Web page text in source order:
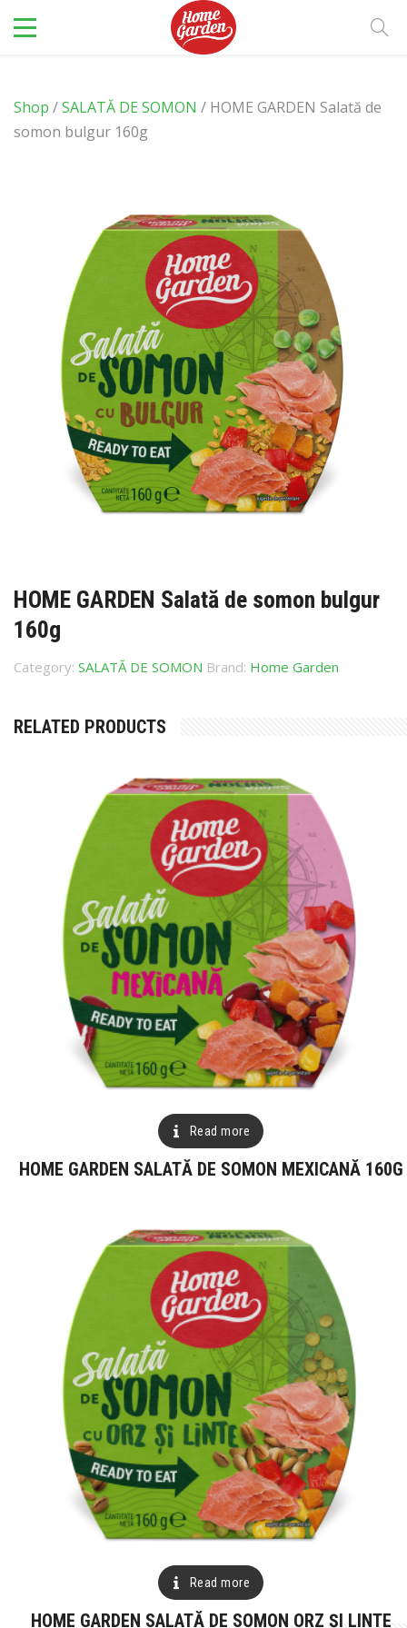
Shop /SALATĂ DE SOMON / HOME GARDEN Salată de
somon bulgur 160g
HOME GARDEN Salată de somon bulgur
160g
Category: SALATĂ DE SOMON Brand: Home Garden
RELATED PRODUCTS
Read more
HOME GARDEN SALATĂ DE SOMON MEXICANĂ 160G
Read more
HOME GARDEN SALATĂ DE SOMON ORZ ȘI LINTE